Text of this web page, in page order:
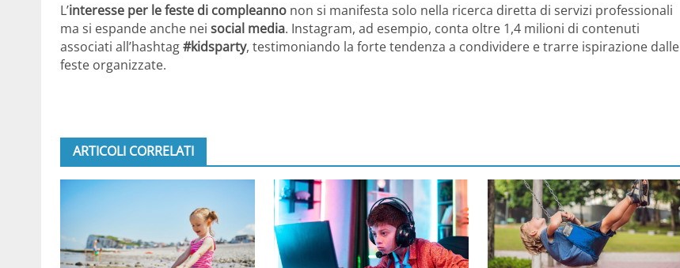
L’interesse per le feste di compleanno non si manifesta solo nella ricerca diretta di servizi professionali
ma si espande anche nei social media. Instagram, ad esempio, conta oltre 1,4 milioni di contenuti
associati all’hashtag#kidsparty, testimoniando la forte tendenza a condividere e trarre ispirazione dalle
feste organizzate.
ARTICOLI CORRELATI